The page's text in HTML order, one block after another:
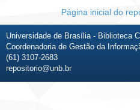
Página inicial do
Universidade de Brasília - Biblioteca
Coordenadoria de Gestão da
(61) 3107-2683
repositorio@unb.br